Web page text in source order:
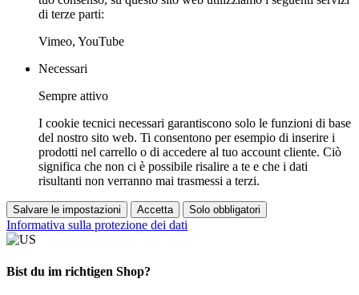
di terze parti:
Vimeo, YouTube
Necessari
Sempre attivo
I cookie tecnici necessari garantiscono solo le funzioni di base
del nostro sito web. Ti consentono per esempio di inserire i
prodotti nel carrello o di accedere al tuo account cliente. Ciò
significa che non ci è possibile risalire a te e che i dati
risultanti non verranno mai trasmessi a terzi.
Salvare le impostazioni Accetta Solo obbligatori
Informativa sulla protezione dei dati
Bist du im richtigen Shop?